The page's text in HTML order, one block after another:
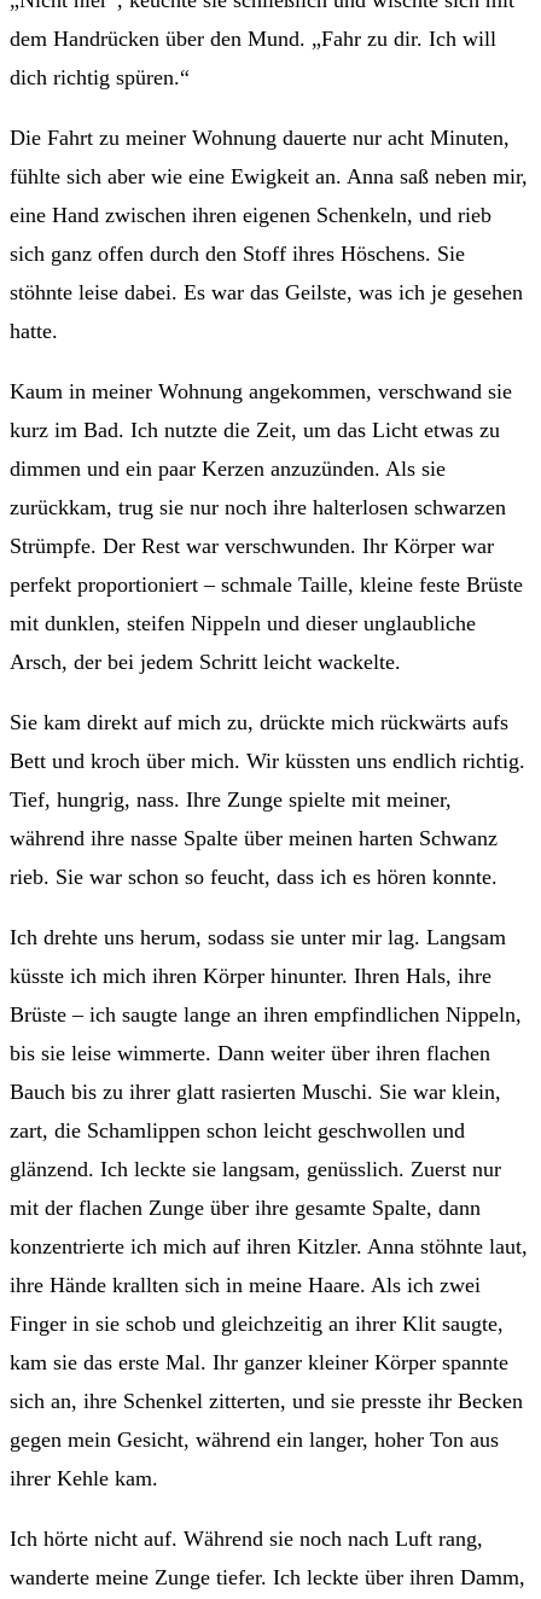
dem Handrücken über den Mund. „Fahr zu dir. Ich will
dich richtig spüren.“
Die Fahrt zu meiner Wohnung dauerte nur acht Minuten,
fühlte sich aber wie eine Ewigkeit an. Anna saß neben mir,
eine Hand zwischen ihren eigenen Schenkeln, und rieb
sich ganz offen durch den Stoff ihres Höschens. Sie
stöhnte leise dabei. Es war das Geilste, was ich je gesehen
hatte.
Kaum in meiner Wohnung angekommen, verschwand sie
kurz im Bad. Ich nutzte die Zeit, um das Licht etwas zu
dimmen und ein paar Kerzen anzuzünden. Als sie
zurückkam, trug sie nur noch ihre halterlosen schwarzen
Strümpfe. Der Rest war verschwunden. Ihr Körper war
perfekt proportioniert – schmale Taille, kleine feste Brüste
mit dunklen, steifen Nippeln und dieser unglaubliche
Arsch, der bei jedem Schritt leicht wackelte.
Sie kam direkt auf mich zu, drückte mich rückwärts aufs
Bett und kroch über mich. Wir küssten uns endlich richtig.
Tief, hungrig, nass. Ihre Zunge spielte mit meiner,
während ihre nasse Spalte über meinen harten Schwanz
rieb. Sie war schon so feucht, dass ich es hören konnte.
Ich drehte uns herum, sodass sie unter mir lag. Langsam
küsste ich mich ihren Körper hinunter. Ihren Hals, ihre
Brüste – ich saugte lange an ihren empfindlichen Nippeln,
bis sie leise wimmerte. Dann weiter über ihren flachen
Bauch bis zu ihrer glatt rasierten Muschi. Sie war klein,
zart, die Schamlippen schon leicht geschwollen und
glänzend. Ich leckte sie langsam, genüsslich. Zuerst nur
mit der flachen Zunge über ihre gesamte Spalte, dann
konzentrierte ich mich auf ihren Kitzler. Anna stöhnte laut,
ihre Hände krallten sich in meine Haare. Als ich zwei
Finger in sie schob und gleichzeitig an ihrer Klit saugte,
kam sie das erste Mal. Ihr ganzer kleiner Körper spannte
sich an, ihre Schenkel zitterten, und sie presste ihr Becken
gegen mein Gesicht, während ein langer, hoher Ton aus
ihrer Kehle kam.
Ich hörte nicht auf. Während sie noch nach Luft rang,
wanderte meine Zunge tiefer. Ich leckte über ihren Damm,